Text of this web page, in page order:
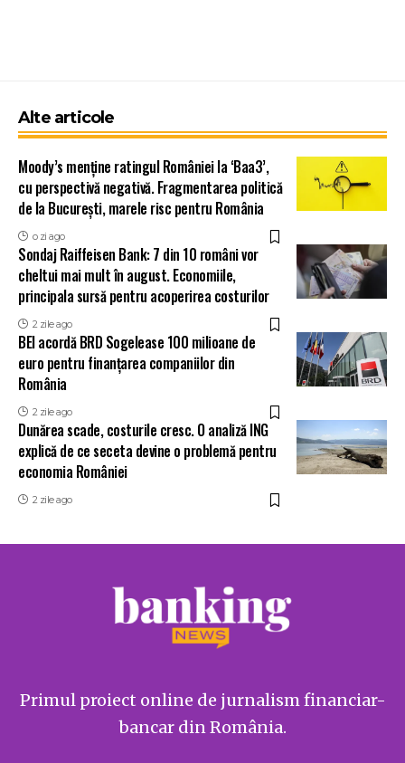
Alte articole
Moody’s menține ratingul României la ‘Baa3’,
cu perspectivă negativă. Fragmentarea politică
de la București, marele risc pentru România
o zi ago
Sondaj Raiffeisen Bank: 7 din 10 români vor
cheltui mai mult în august. Economiile,
principala sursă pentru acoperirea costurilor
2 zile ago
BEI acordă BRD Sogelease 100 milioane de
euro pentru finanțarea companiilor din
România
2 zile ago
Dunărea scade, costurile cresc. O analiză ING
explică de ce seceta devine o problemă pentru
economia României
2 zile ago
Primul proiect online de jurnalism financiar-
bancar din România.